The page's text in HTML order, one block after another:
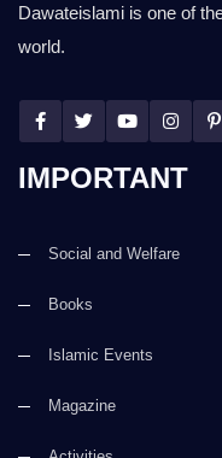
Dawateislami is one of
world.
IMPORTANT
Social and Welfare
Books
Islamic Events
Magazine